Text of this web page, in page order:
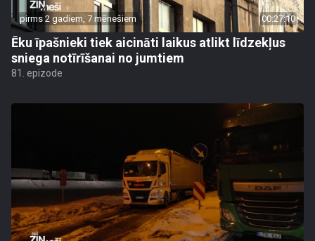
pirms 2 gadiem, 7 mēnešiem 00:27:10
Ēku īpašnieki tiek aicināti laikus atlikt līdzekļus
sniega notīrīšanai no jumtiem
81. epizode